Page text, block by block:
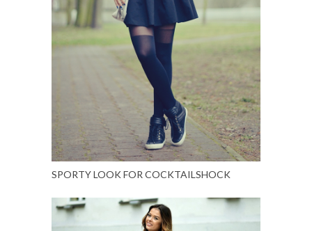
SPORTY LOOK FOR COCKTAILSHOCK